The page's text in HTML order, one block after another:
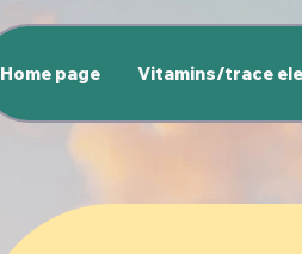
Home page Vitamins/trace